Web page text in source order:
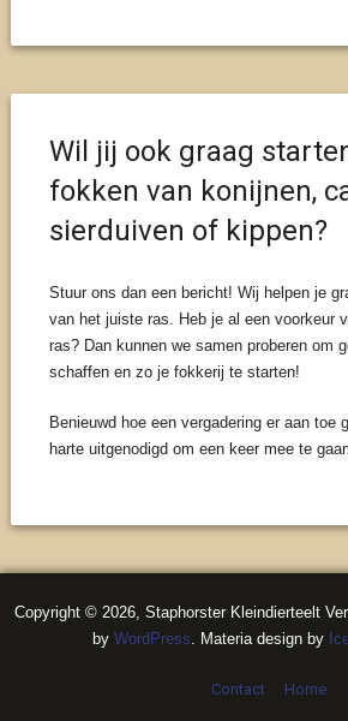
Wil jij ook graag
fokken van konijnen,
sierduiven of kippen?
Stuur ons dan een bericht! Wij helpen je
van het juiste ras. Heb je al een voorkeur
ras? Dan kunnen we samen proberen om
schaffen en zo je fokkerij te starten!
Benieuwd hoe een vergadering er aan toe
harte uitgenodigd om een keer mee te
Copyright © 2026, Staphorster Kleindierteelt
by WordPress. Materia design by
Contact Home